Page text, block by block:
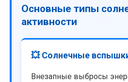
Основные типы
активности
💥 Солнечные
Внезапные выбросы